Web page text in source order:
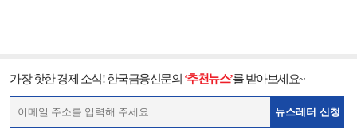
가장 핫한 경제 소식! 한국금융신문의 ‘추천뉴스’를 받아보세요~
뉴스레터 신청